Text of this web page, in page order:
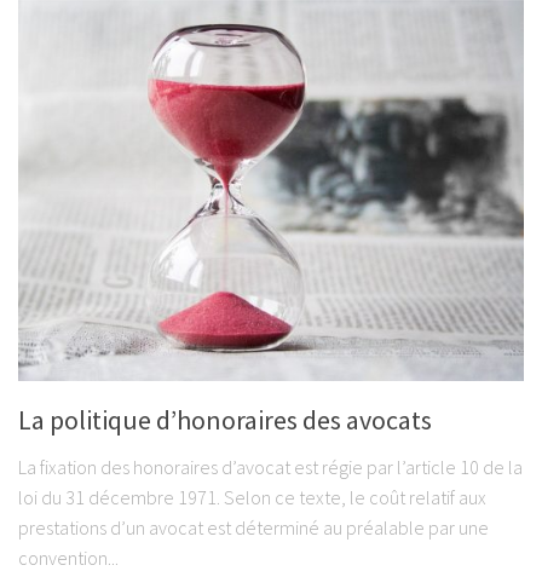
La politique d’honoraires des avocats
La fixation des honoraires d’avocat est régie par l’article 10 de la
loi du 31 décembre 1971. Selon ce texte, le coût relatif aux
prestations d’un avocat est déterminé au préalable par une
convention...